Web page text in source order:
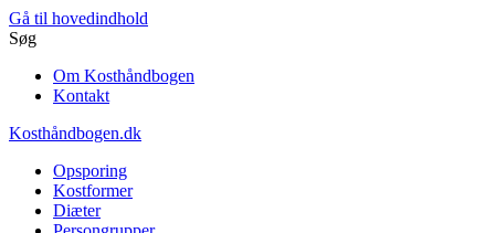
Gå til hovedindhold
Søg
Om Kosthåndbogen
Kontakt
Kosthåndbogen.dk
Opsporing
Kostformer
Diæter